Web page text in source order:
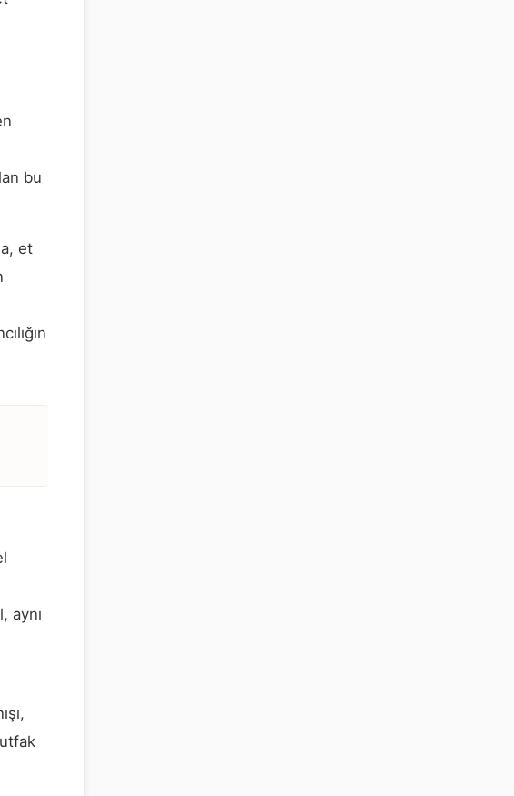
bu
et
aynı